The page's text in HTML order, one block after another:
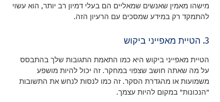
מישהו מאמין שאנשים שמאליים הם בעלי דמיון רב יותר, הוא עשוי
להתמקד רק במידע שמסכים עם הרעיון הזה.
3. הטיית מאפייני ביקוש
הטיית מאפייני ביקוש היא כמו התאמת התגובות שלך בהתבסס
על מה שאתה חושב שצפוי במחקר. זה יכול להיות מושפע
משמועות או מהגדרת הסקר. זה כמו לנסות לנחש את התשובות
"הנכונות" במקום להיות עצמך.